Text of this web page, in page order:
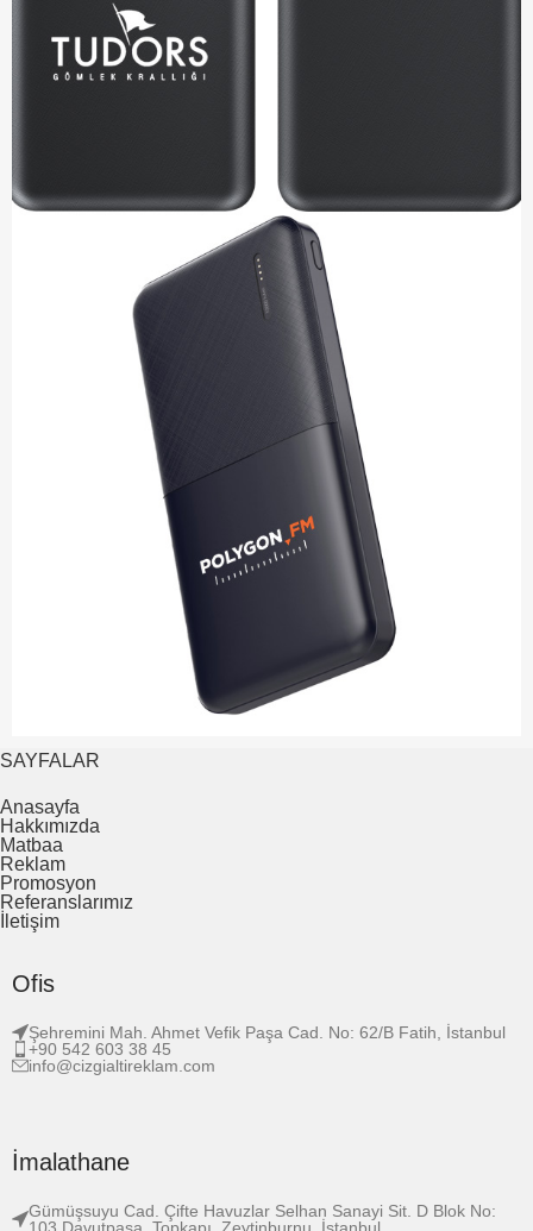
SAYFALAR
Anasayfa
Hakkımızda
Matbaa
Reklam
Promosyon
Referanslarımız
İletişim
Ofis
Şehremini Mah. Ahmet Vefik Paşa Cad. No: 62/B Fatih, İstanbul
+90 542 603 38 45
info@cizgialtireklam.com
İmalathane
Gümüşsuyu Cad. Çifte Havuzlar Selhan Sanayi Sit. D Blok No: